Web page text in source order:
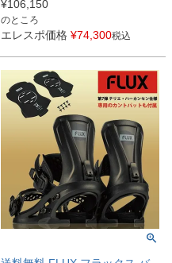
¥106,150
のところ
エレスポ価格 ¥74,300税込